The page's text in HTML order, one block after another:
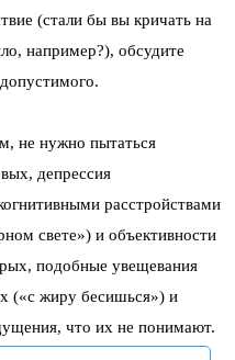
(стали бы вы кричать на
например?), обсудите
не нужно пытаться
депрессия
расстройствами
свете») и объективности
подобные увещевания
(«с жиру бесишься») и
что их не понимают.